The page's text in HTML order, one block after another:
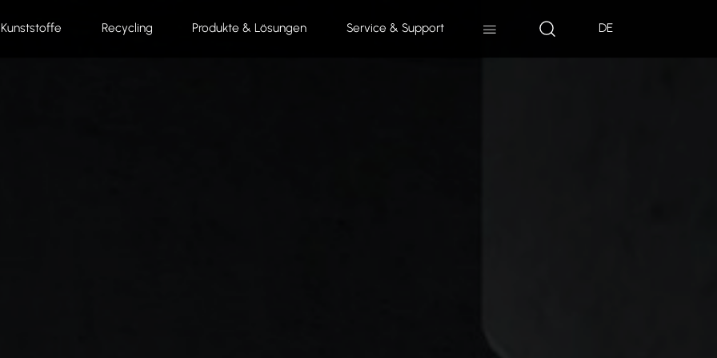
Kunststoffe Recycling Produkte & Lösungen Service & Support DE